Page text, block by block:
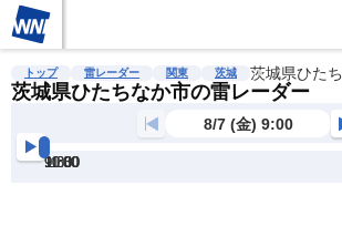
雨雲レーダー 台風情報 地震情報 警報・注
トップ 雷レーダー 関東 茨城 茨城県ひた
茨城県ひたちなか市の雷レーダー
8/7 (金) 9:00
9:00
9:30
10:00
10:30
11:00
11:30